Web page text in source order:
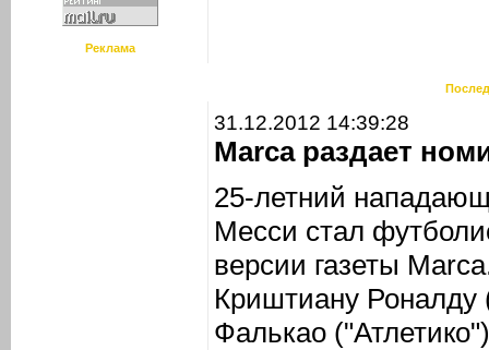
Реклама
31.12.2012 14:39:28
Marca раздает
25-летний
Месси стал
версии газеты
Криштиану
Фалькао